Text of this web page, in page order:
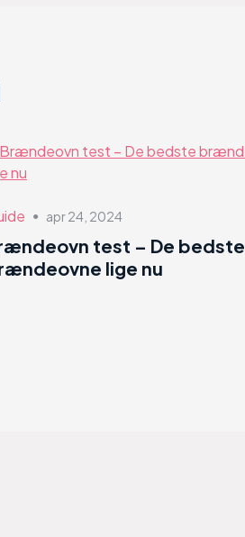
● apr 24, 2024
test – De bedste
lige nu